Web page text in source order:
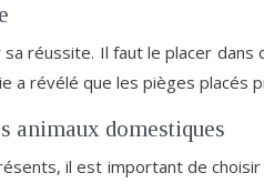
réussite. Il faut le placer
a révélé que les pièges
animaux domestiques
il est important de